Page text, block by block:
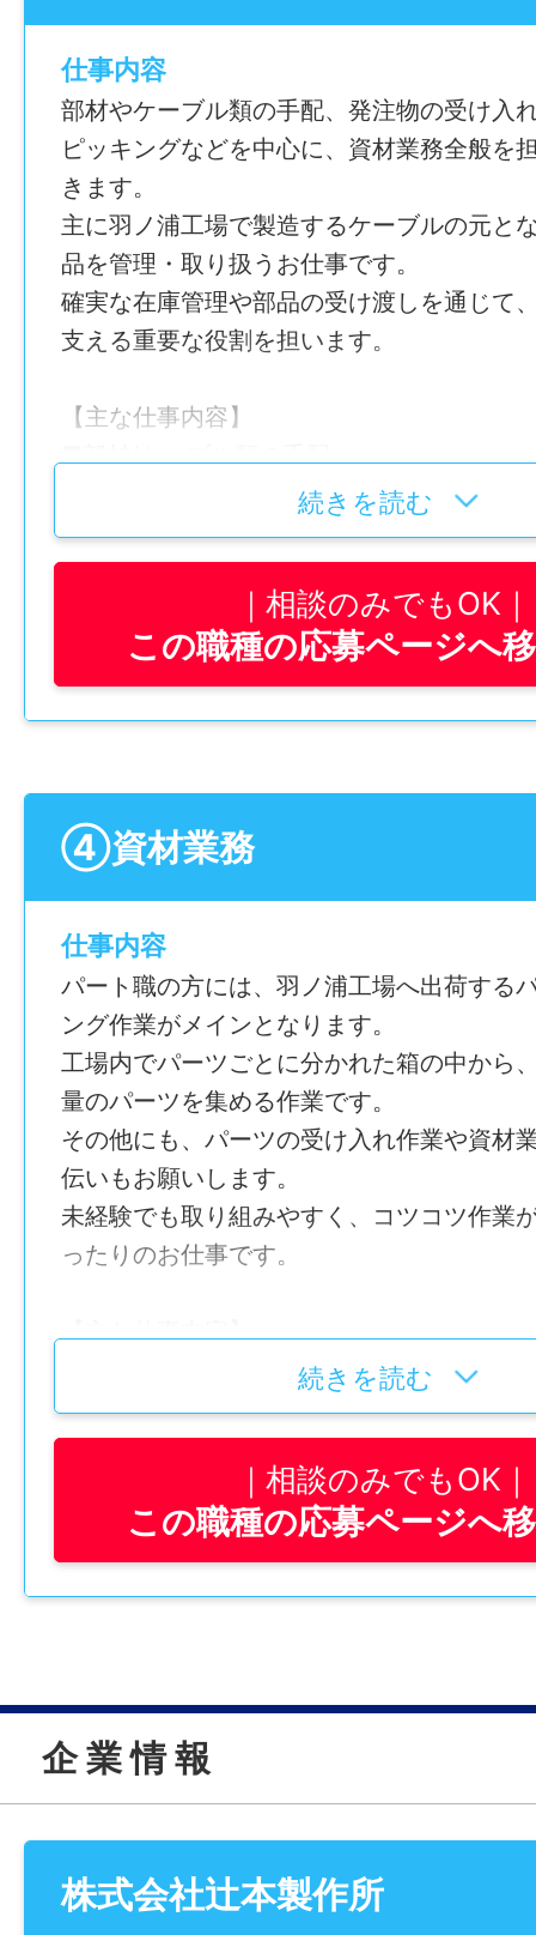
※Word、Excel等の入力スキル必須
年齢制限
〜45歳(長期キャリア形成を図るため)
学歴
高卒以上
就業時間
休日・休暇
完全週休2日制（土日祝）
※平日に祝日がある場合は、土曜日が振替
諸手当
通勤手当あり
退職金制度あり
家族手当あり(配偶者10,000円、子供1人当
役職手当あり
皆勤手当あり
その他手当あり(時間外手当、食事手当
加入保険等
社会保険完備（雇用・健康・労災・厚生）
マイカー通勤
可
時間外
・受動喫煙防止対策：喫煙室設置
・試用期間：～3カ月
・再雇用制度：あり（65歳）
・固定残業代制：なし
情報公開日
2026/05/11 23:59
時給 1,080円～
賞与
寸志あり
雇用形態
パート・アルバイト
未経験可
高卒以上
①9:00~15:00
②9:00~16:00
③9:00~17:00
④9:00~18:00
上記より選択
休憩時間
60分
就業日
平日週3日以上～（企業が選択した固定シ
休日・休暇
昇給あり
加入保険等
労災保険
時間外
無し
特記事項
・受動喫煙防止対策：喫煙室設置
仕事内容
部材やケーブル類の手配、発注物の受け入
ピッキングなどを中心に、資材業務全般を
きます。
主に羽ノ浦工場で製造するケーブルの元と
品を管理・取り扱うお仕事です。
確実な在庫管理や部品の受け渡しを通じて
支える重要な役割を担います。
【主な仕事内容】
■部材/ケーブル類の手配
■部品の受け入れ作業
■資材業務全般
仕事内容変更の可能性：なし
〒771-4307 徳島県勝浦郡勝浦町三渓古川
勤務地変更の可能性：なし
月給 （基本給）200,000～210,000円
賞与
あり
年間休日
115日
雇用形態
※Word、Excel等の入力スキル必須
年齢制限
高卒以上
就業時間
休憩時間
続きを読む
相談のみでもOK
この職種の応募ページへ
④資材業務
仕事内容
パート職の方には、羽ノ浦工場へ出荷する
ング作業がメインとなります。
工場内でパーツごとに分かれた箱の中から
量のパーツを集める作業です。
その他にも、パーツの受け入れ作業や資材
伝いもお願いします。
未経験でも取り組みやすく、コツコツ作業
ったりのお仕事です。
【主な仕事内容】
■部品の受け入れ作業
■資材業務全般
仕事内容変更の可能性：なし
勤務地変更の可能性：なし
時給 1080円～
賞与
続きを読む
相談のみでもOK
この職種の応募ページへ
企 業 情 報
株式会社辻本製作所